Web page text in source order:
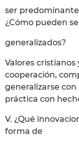
ser
¿Cómo pueden
generalizados?
Valores
cooperación,
generalizarse
práctica con
V. ¿Qué
forma de